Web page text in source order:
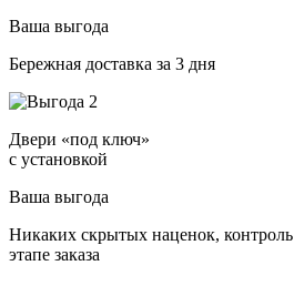
Ваша выгода
Бережная доставка за 3 дня
Двери «под ключ»
с установкой
Ваша выгода
Никаких скрытых наценок,
этапе заказа